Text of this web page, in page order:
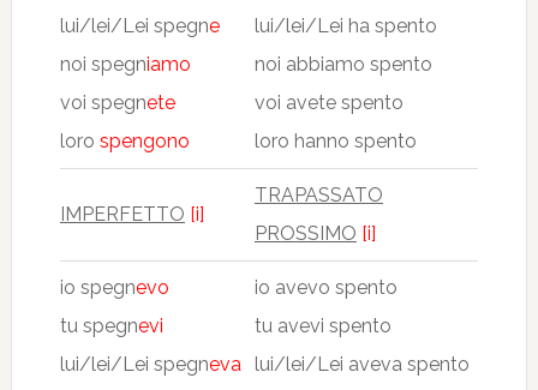
lui/lei/Lei spegne
noi spegniamo
voi spegnete
loro spengono
lui/lei/Lei ha spento
noi abbiamo spento
voi avete spento
loro hanno spento
IMPERFETTO [i]
TRAPASSATO
PROSSIMO [i]
io spegnevo
tu spegnevi
lui/lei/Lei spegneva
io avevo spento
tu avevi spento
lui/lei/Lei aveva spento